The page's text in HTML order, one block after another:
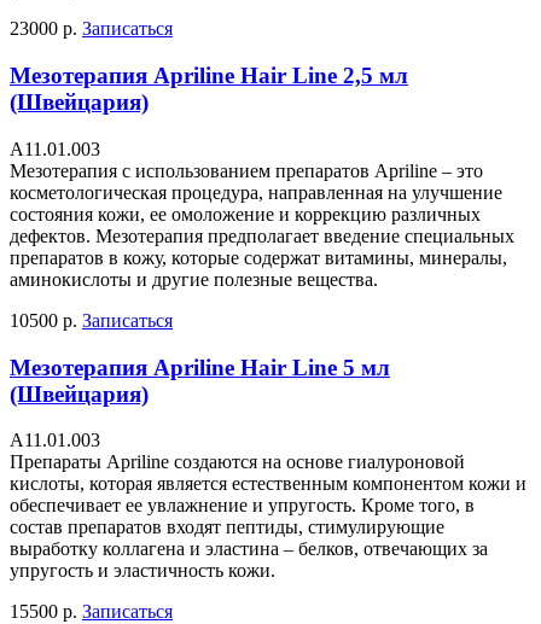
23000 р. Записаться
Мезотерапия Apriline Hair Line 2,5 мл
(Швейцария)
А11.01.003
Мезотерапия с использованием препаратов Apriline – это
косметологическая процедура, направленная на улучшение
состояния кожи, ее омоложение и коррекцию различных
дефектов. Мезотерапия предполагает введение специальных
препаратов в кожу, которые содержат витамины, минералы,
аминокислоты и другие полезные вещества.
10500 р. Записаться
Мезотерапия Apriline Hair Line 5 мл
(Швейцария)
А11.01.003
Препараты Apriline создаются на основе гиалуроновой
кислоты, которая является естественным компонентом кожи и
обеспечивает ее увлажнение и упругость. Кроме того, в
состав препаратов входят пептиды, стимулирующие
выработку коллагена и эластина – белков, отвечающих за
упругость и эластичность кожи.
15500 р. Записаться